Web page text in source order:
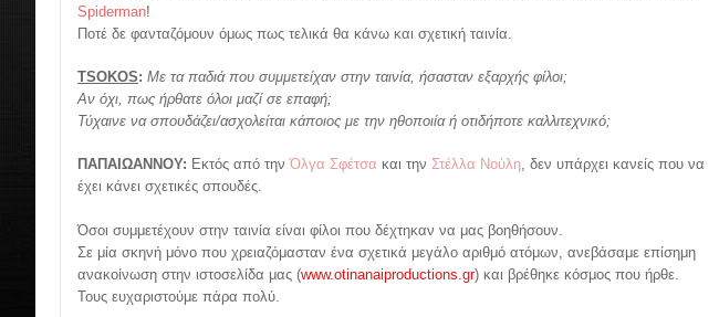
Spiderman!
Ποτέ δε φανταζόμουν όμως πως τελικά θα κάνω και σχετική ταινία.
TSOKOS: Με τα παδιά που συμμετείχαν στην ταινία, ήσασταν εξαρχής φίλοι;
Αν όχι, πως ήρθατε όλοι μαζί σε επαφή;
Τύχαινε να σπουδάζει/ασχολείται κάποιος με την ηθοποιία ή οτιδήποτε καλλιτεχνικό;
ΠΑΠΑΙΩΑΝΝΟΥ: Εκτός από τηνΌλγα Σφέτσα και την Στέλλα Νούλη, δεν υπάρχει κανείς που να
έχει κάνει σχετικές σπουδές.
Όσοι συμμετέχουν στην ταινία είναι φίλοι που δέχτηκαν να μας βοηθήσουν.
Σε μία σκηνή μόνο που χρειαζόμασταν ένα σχετικά μεγάλο αριθμό ατόμων, ανεβάσαμε επίσημη
ανακοίνωση στην ιστοσελίδα μας (www.otinanaiproductions.gr) και βρέθηκε κόσμος που ήρθε.
Τους ευχαριστούμε πάρα πολύ.